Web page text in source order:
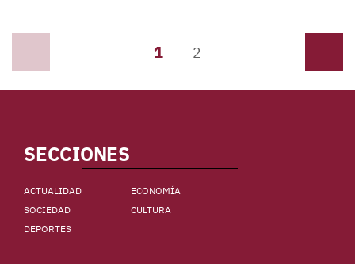
1 2
SECCIONES
ACTUALIDAD
ECONOMÍA
SOCIEDAD
CULTURA
DEPORTES